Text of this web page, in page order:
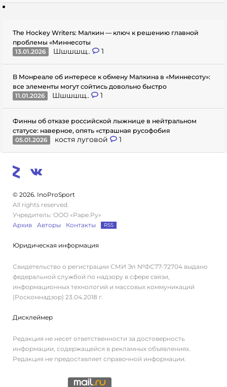
The Hockey Writers: Малкин — ключ к решению главной
проблемы «Миннесоты
13.01.2026
Шшшшщ.. 1
В Монреале об интересе к обмену Малкина в «Миннесоту»:
все элементы могут сойтись довольно быстро
11.01.2026
Шшшшщ.. 1
Финны об отказе российской лыжнице в нейтральном
статусе: наверное, опять «страшная русофобия
05.01.2026
костя луговой 1
© 2026. InoProSport
All rights reserved.
Учредитель: ООО «Раре.Ру»
Архив
Авторы Контакты RSS
Юридическая информация
Свидетельство о регистрации СМИ Эл №ФС77-72704 выдано
федеральной службой по надзору в сфере связи,
информационных технологий и массовых коммуникаций
(Роскомнадзор) 23.04.2018 г.
Дисклеймер
Редакция не несет ответственности за достоверность
информации, содержащейся в рекламных объявлениях.
Редакция не предоставляет справочной информации.